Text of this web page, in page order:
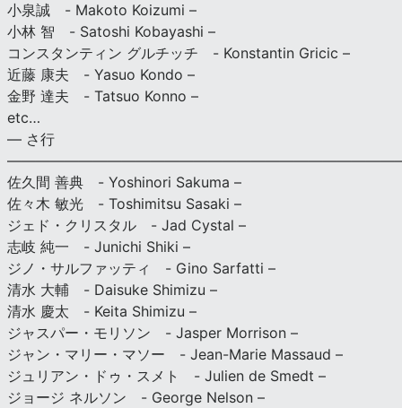
小泉誠 - Makoto Koizumi –
小林 智 - Satoshi Kobayashi –
コンスタンティン グルチッチ - Konstantin Gricic –
近藤 康夫 - Yasuo Kondo –
金野 達夫 - Tatsuo Konno –
etc…
— さ行
佐久間 善典 - Yoshinori Sakuma –
佐々木 敏光 - Toshimitsu Sasaki –
ジェド・クリスタル - Jad Cystal –
志岐 純一 - Junichi Shiki –
ジノ・サルファッティ - Gino Sarfatti –
清水 大輔 - Daisuke Shimizu –
清水 慶太 - Keita Shimizu –
ジャスパー・モリソン - Jasper Morrison –
ジャン・マリー・マソー - Jean-Marie Massaud –
ジュリアン・ドゥ・スメト - Julien de Smedt –
ジョージ ネルソン - George Nelson –